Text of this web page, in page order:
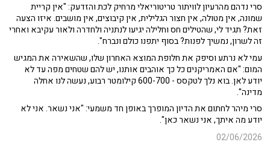
סרי נדהם מהרעיון לוויתור טריטוריאלי מרחיק לכת והזדעק: "אין קריית
שמונה, אין מטולה, אין חצור הגלילית, אין קיבוצים, אין מושבים. איזו הצעה
זאת? תגיד לי, שהטילים חס וחלילה יגיעו לנתניה ולחדרה ולאור עקיבא ואחרי
זה לשרון, נמשיך לפנות? בסוף יתפנו כולם ונברח".
עמי לא נרתע וסיפק את חלופת המוצא האחרון שלו, שהשאירה את המגיש
המום: "אם האמריקנים כל כך אוהבים אותנו, יש להם שטחים מפה עד לא
יודע לאן. בוא נלך לטקסס - 600-700 קילומטר רבוע, נעשה לנו אחלה
מדינה".
סרי מיהר לחתום את הדיון המופרך באופן חד משמעי: "אני נשאר. אני לא
יודע מה איתך, אני נשאר כאן".
02/06/2026